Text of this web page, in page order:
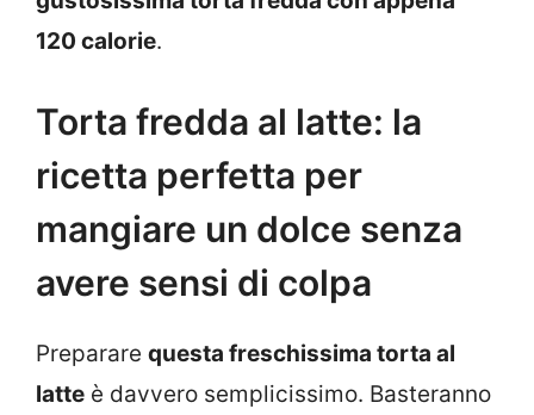
120 calorie.
Torta fredda al latte: la
ricetta perfetta per
mangiare un dolce senza
avere sensi di colpa
Preparare questa freschissima torta al
latte è davvero semplicissimo. Basteranno